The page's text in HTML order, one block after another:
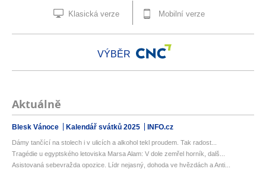
Klasická verze Mobilní verze
VÝBĚR
Aktuálně
Blesk Vánoce Kalendář svátků 2025 INFO.cz
Dámy tančící na stolech i v ulicích a alkohol tekl proudem. Tak radost...
Tragédie u egyptského letoviska Marsa Alam: V dole zemřel horník, dalš...
Asistovaná sebevražda opozice. Lídr nejasný, dohoda ve hvězdách a Anti...